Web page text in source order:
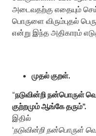
அடைவதற்கு எதையும்
பொருளை விரும்புதல்
என்று இந்த அதிகாரம்
முதல் குறள்.
“நடுவின்றி நன்பொருள்
குற்றமும் ஆங்கே தரும்”.
இதில்
‘நடுவின்றி நன்பொருள்